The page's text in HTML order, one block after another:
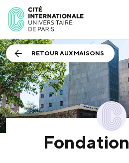
RETOUR AUX MAISONS
Fondation